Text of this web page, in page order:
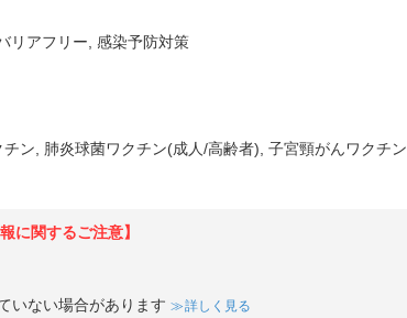
リアフリー 感染予防対策
チン 肺炎球菌ワクチン(成人/高齢者) 子宮頸がんワクチン
に関するご注意】
いない場合があります 詳しく見る